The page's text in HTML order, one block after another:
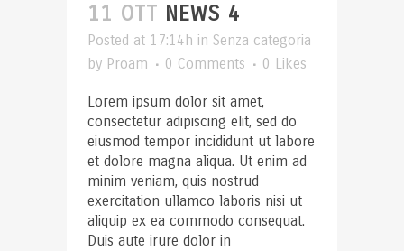
11 OTT NEWS 4
Posted at 17:14h in Senza categoria
by Proam 0 Comments 0 Likes
Lorem ipsum dolor sit amet,
consectetur adipiscing elit, sed do
eiusmod tempor incididunt ut labore
et dolore magna aliqua. Ut enim ad
minim veniam, quis nostrud
exercitation ullamco laboris nisi ut
aliquip ex ea commodo consequat.
Duis aute irure dolor in